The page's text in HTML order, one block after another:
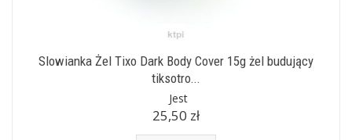
Slowianka Żel Tixo Dark Body Cover 15g żel budujący
tiksotro...
Jest
25,50 zł